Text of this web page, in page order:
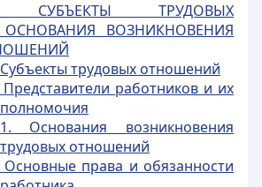
ТРУДОВЫХ
ВОЗНИКНОВЕНИЯ
трудовых отношений
Представители работников и их
полномочия
Основания возникновения
трудовых отношений
Основные права и обязанности